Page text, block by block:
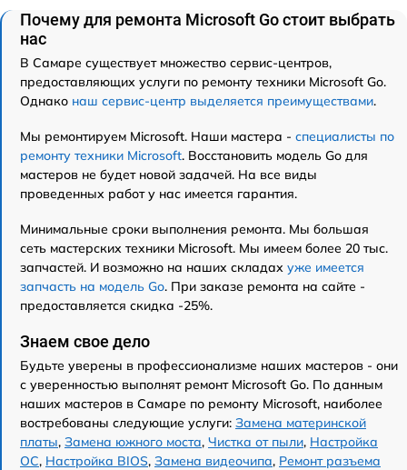
Почему для ремонта Microsoft Go стоит выбрать
нас
В Самаре существует множество сервис-центров,
предоставляющих услуги по ремонту техники Microsoft Go.
Однако наш сервис-центр выделяется преимуществами.
Мы ремонтируем Microsoft. Наши мастера - специалисты по
ремонту техники Microsoft. Восстановить модель Go для
мастеров не будет новой задачей. На все виды
проведенных работ у нас имеется гарантия.
Минимальные сроки выполнения ремонта. Мы большая
сеть мастерских техники Microsoft. Мы имеем более 20 тыс.
запчастей. И возможно на наших складах уже имеется
запчасть на модель Go. При заказе ремонта на сайте -
предоставляется скидка -25%.
Знаем свое дело
Будьте уверены в профессионализме наших мастеров - они
с уверенностью выполнят ремонт Microsoft Go. По данным
наших мастеров в Самаре по ремонту Microsoft, наиболее
востребованы следующие услуги: Замена материнской
платы, Замена южного моста, Чистка от пыли, Настройка
ОС, Настройка BIOS, Замена видеочипа, Ремонт разъема